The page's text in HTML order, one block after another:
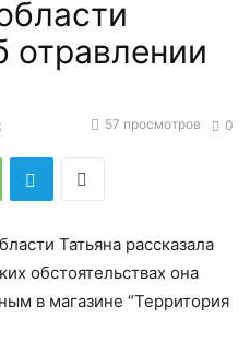
отравлении
0
57 просмотров
Татьяна рассказала
обстоятельствах она
в магазине “Территория